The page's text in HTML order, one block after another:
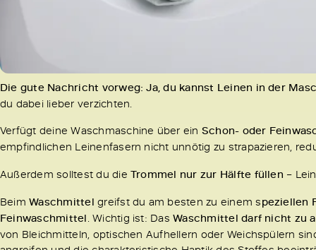
Die gute Nachricht vorweg: Ja, du kannst Leinen in der
du dabei lieber verzichten.
Verfügt deine Waschmaschine über ein Schon- oder
empfindlichen Leinenfasern nicht unnötig zu strapazieren,
Außerdem solltest du die Trommel nur zur Hälfte füllen –
BeimWaschmittel greifst du am besten zu einem speziellen
Feinwaschmittel . Wichtig ist: DasWaschmittel darf nicht zu
von Bleichmitteln, optischen Aufhellern oder Weichspülern